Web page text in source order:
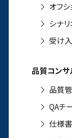
オフシ
シナ
受け
品質コンサ
品質管
QAチ
仕様